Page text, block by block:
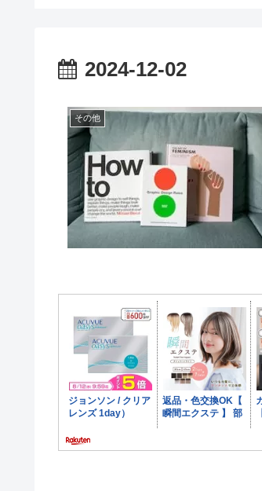
2024-12-02
その他